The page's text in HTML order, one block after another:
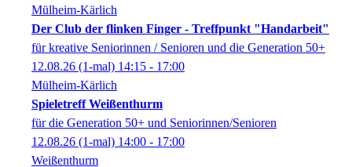
Mülheim-Kärlich
Der Club der flinken Finger - Treffpunkt "Handarbeit"
für kreative Seniorinnen / Senioren und die Generation 50+
12.08.26 (1-mal) 14:15 - 17:00
Mülheim-Kärlich
Spieletreff Weißenthurm
für die Generation 50+ und Seniorinnen/Senioren
12.08.26 (1-mal) 14:00 - 17:00
Weißenthurm